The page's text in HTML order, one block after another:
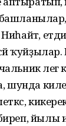
ҡуйҙылар.
шунда
йылы